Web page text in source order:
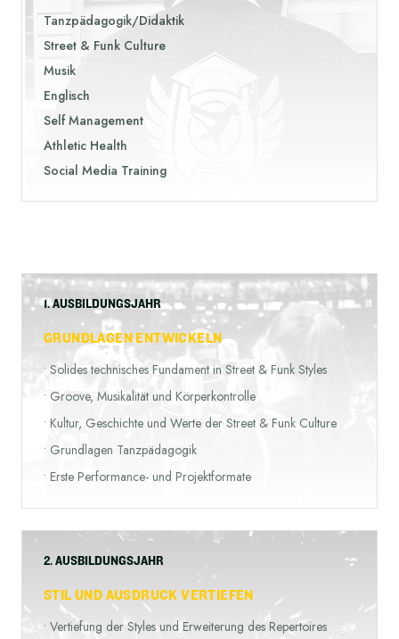
Tanzpädagogik/Didaktik
Street & Funk Culture
Musik
Englisch
Self Management
Athletic Health
Social Media Training
1. AUSBILDUNGSJAHR
GRUNDLAGEN ENTWICKELN
• Solides technisches Fundament in Street & Funk Styles
• Groove, Musikalität und Körperkontrolle
• Kultur, Geschichte und Werte der Street & Funk Culture
• Grundlagen Tanzpädagogik
• Erste Performance- und Projektformate
2. AUSBILDUNGSJAHR
STIL UND AUSDRUCK VERTIEFEN
• Vertiefung der Styles und Erweiterung des Repertoires